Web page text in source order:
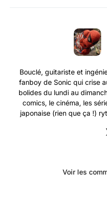
Bouclé, guitariste et
fanboy de Sonic qui crise
bolides du lundi au
comics, le cinéma, les
japonaise (rien que ça !)
Voir les